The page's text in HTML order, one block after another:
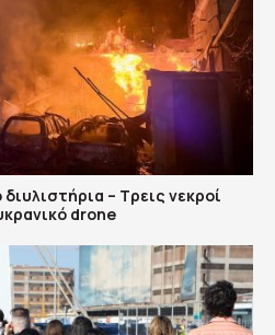
– Τρεις νεκροί
drone